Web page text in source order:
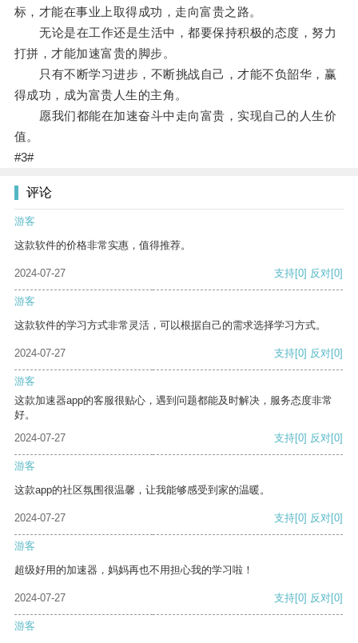
标，才能在事业上取得成功，走向富贵之路。
无论是在工作还是生活中，都要保持积极的态度，努力
打拼，才能加速富贵的脚步。
只有不断学习进步，不断挑战自己，才能不负韶华，赢
得成功，成为富贵人生的主角。
愿我们都能在加速奋斗中走向富贵，实现自己的人生价
值。
#3#
评论
游客
这款软件的价格非常实惠，值得推荐。
2024-07-27 支持[0] 反对[0]
游客
这款软件的学习方式非常灵活，可以根据自己的需求选择学习方式。
2024-07-27 支持[0] 反对[0]
游客
这款加速器app的客服很贴心，遇到问题都能及时解决，服务态度非常
好。
2024-07-27
支持[0] 反对[0]
游客
这款app的社区氛围很温馨，让我能够感受到家的温暖。
2024-07-27 支持[0] 反对[0]
游客
超级好用的加速器，妈妈再也不用担心我的学习啦！
2024-07-27 支持[0] 反对[0]
游客